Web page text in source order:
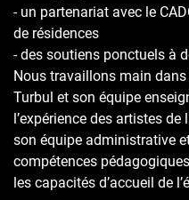
- un partenariat avec le
de résidences
- des soutiens ponctuels à
Nous travaillons main dans
Turbul et son équipe
l’expérience des artistes
son équipe administrative
compétences
les capacités d’accueil de